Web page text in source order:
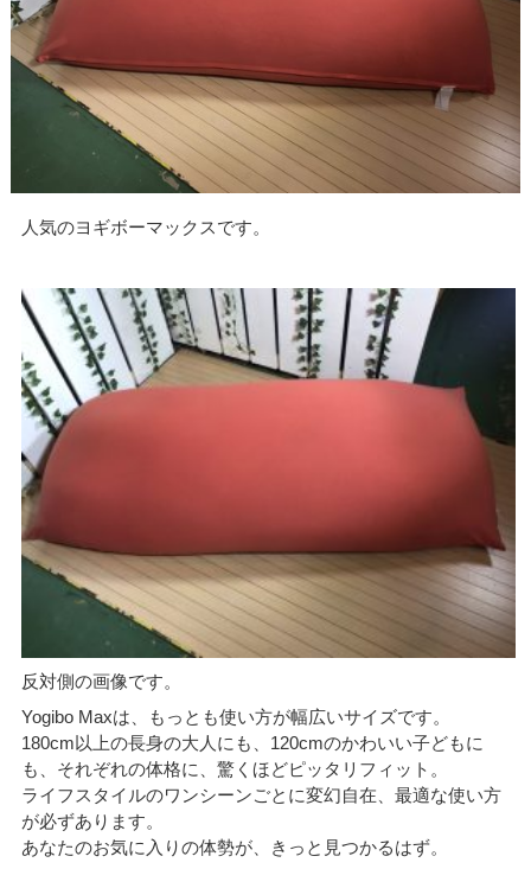
人気のヨギボーマックスです。
反対側の画像です。
Yogibo Maxは、もっとも使い方が幅広いサイズです。
180cm以上の長身の大人にも、120cmのかわいい子どもに
も、それぞれの体格に、驚くほどピッタリフィット。
ライフスタイルのワンシーンごとに変幻自在、最適な使い方
が必ずあります。
あなたのお気に入りの体勢が、きっと見つかるはず。